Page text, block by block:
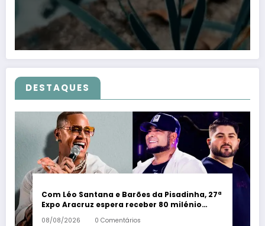
DESTAQUES
Com Léo Santana e Barões da Pisadinha, 27ª
Expo Aracruz espera receber 80 milénio
visitantes por dia – Em Dia ES
08/08/2026 0 Comentários